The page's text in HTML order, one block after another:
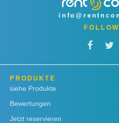
PRODUKTE
siehe Produkte
Bewertungen
Jetzt reservieren